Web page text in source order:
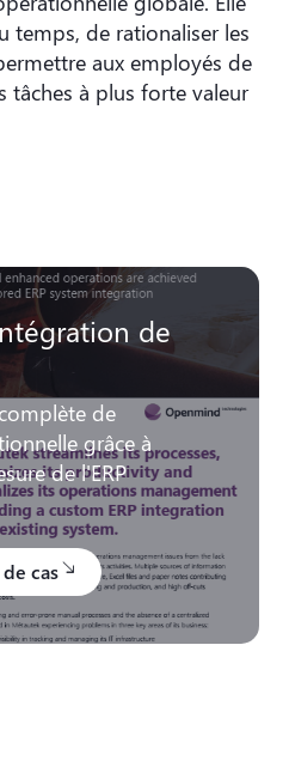
temps, de rationaliser les
aux employés de
tâches à plus forte valeur
de
de
grâce à
de l'ERP
cas south_east